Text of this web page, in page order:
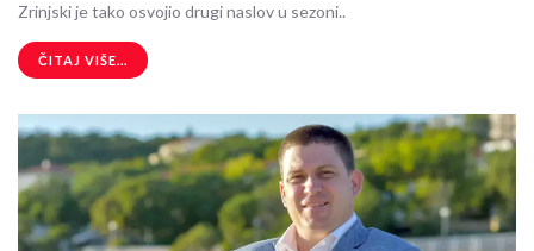
Zrinjski je tako osvojio drugi naslov u sezoni..
ČITAJ VIŠE...